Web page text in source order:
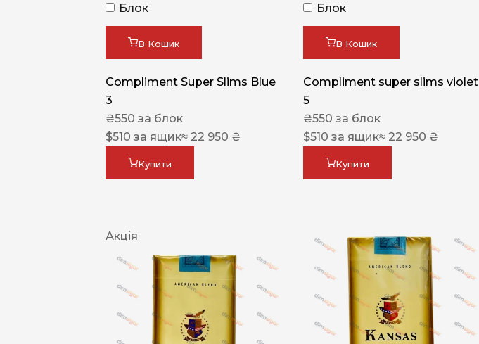
Блок
В Кошик
Compliment Super Slims Blue
3
₴550 за блок
$510 за ящик≈ 22 950 ₴
Купити
Блок
В Кошик
Compliment super slims violet
5
₴550 за блок
$510 за ящик≈ 22 950 ₴
Купити
Акція